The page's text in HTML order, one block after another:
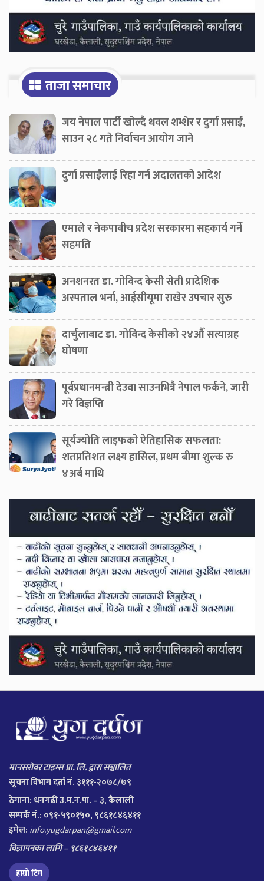
ताजा समाचार
जय नेपाल पार्टी खोल्दै धवल शम्शेर र दुर्गा प्रसाईं,
साउन २८ गते निर्वाचन आयोग जाने
दुर्गा प्रसाईंलाई रिहा गर्न अदालतको आदेश
एमाले र नेकपाबीच प्रदेश सरकारमा सहकार्य गर्ने
सहमति
अनशनरत डा. गोविन्द केसी सेती प्रादेशिक
अस्पताल भर्ना, आईसीयूमा राखेर उपचार सुरु
दार्चुलाबाट डा. गोविन्द केसीको २४औँ सत्याग्रह
घोषणा
पूर्वप्रधानमन्त्री देउवा साउनभित्रै नेपाल फर्कने, जारी
गरे विज्ञप्ति
सूर्यज्योति लाइफको ऐतिहासिक सफलता:
शतप्रतिशत लक्ष्य हासिल, प्रथम बीमा शुल्क रु
४अर्ब माथि
मानसरोवर टाइम्स प्रा. लि. द्वारा सञ्चालित
सूचना विभाग दर्ता नं. ३१११-२०७८/७९
ठेगाना: धनगढी उ.म.न.पा. – ३, कैलाली
सम्पर्क नं.: ०९१-५९०१५०, ९८६१८४६४११
इमेल: info.yugdarpan@gmail.com
विज्ञापनका लागि – ९८६१८४६४११
हाम्रो टिम